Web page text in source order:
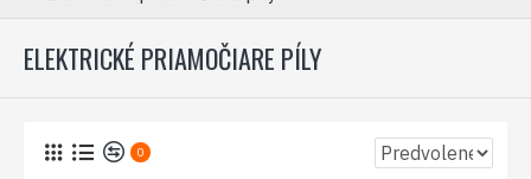
ELEKTRICKÉ PRIAMOČIARE PÍLY
0